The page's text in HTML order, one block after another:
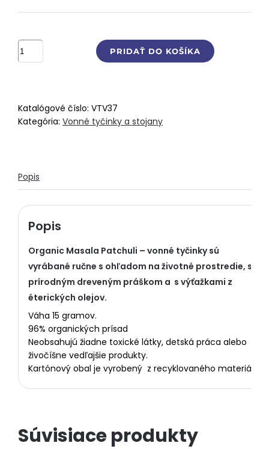
množstvo
Organic
tyčinky
15
PRIDAŤ DO KOŠÍKA
Katalógové číslo: VTV37
Kategória: Vonné tyčinky a stojany
Popis
Popis
Organic Masala Patchuli – vonné tyčinky sú
vyrábané ručne s ohľadom na životné prostredie, s
prírodným dreveným práškom a s výťažkami z
éterických olejov.
Váha 15 gramov.
96% organických prísad
Neobsahujú žiadne toxické látky, detská práca alebo
živočíšne vedľajšie produkty.
Kartónový obal je vyrobený z recyklovaného materiálu.
Súvisiace produkty